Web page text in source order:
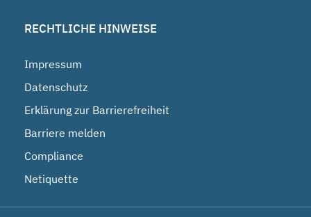
RECHTLICHE HINWEISE
Impressum
Datenschutz
Erklärung zur Barrierefreiheit
Barriere melden
Compliance
Netiquette